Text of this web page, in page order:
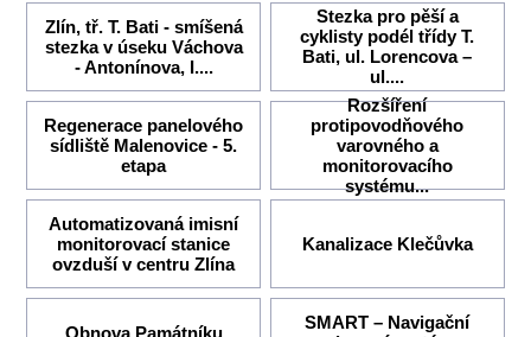
Zlín, tř. T. Bati - smíšená
stezka v úseku Váchova
- Antonínova, I....
Stezka pro pěší a
cyklisty podél třídy T.
Bati, ul. Lorencova –
ul....
Regenerace panelového
sídliště Malenovice - 5.
etapa
Rozšíření
protipovodňového
varovného a
monitorovacího
systému...
Automatizovaná imisní
monitorovací stanice
ovzduší v centru Zlína
Kanalizace Klečůvka
Obnova Památníku
SMART – Navigační